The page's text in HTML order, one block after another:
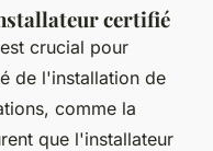
certifié
est crucial pour
de l'installation de
comme la
que l'installateur